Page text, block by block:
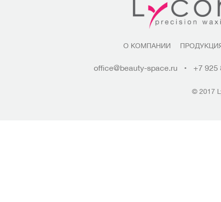
О КОМПАНИИ
office@beauty-space.ru • +7 925
© 2017